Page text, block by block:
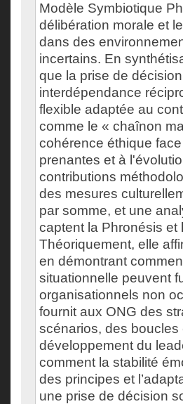
Modèle Symbiotique
délibération morale et
dans des
incertains. En
que la prise de
interdépendance
flexible adaptée au
comme le « chaînon
cohérence éthique
prenantes et à
contributions
des mesures
par somme, et une
captent la Phronésis et
Théoriquement, elle
en démontrant
situationnelle peuvent
organisationnels non
fournit aux ONG des
scénarios, des
développement du
comment la stabilité
des principes et
une prise de décision